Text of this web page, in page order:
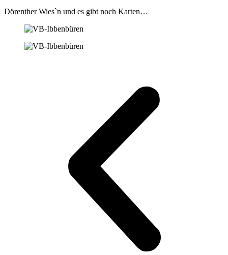
Dörenther Wies`n und es gibt noch Karten…